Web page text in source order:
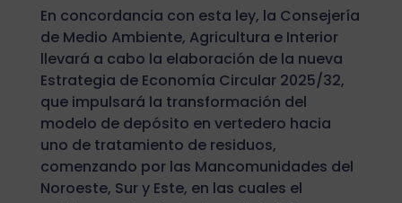
En concordancia con esta ley, la Consejería
de Medio Ambiente, Agricultura e Interior
llevará a cabo la elaboración de la nueva
Estrategia de Economía Circular 2025/32,
que impulsará la transformación del
modelo de depósito en vertedero hacia
uno de tratamiento de residuos,
comenzando por las Mancomunidades del
Noroeste, Sur y Este, en las cuales el